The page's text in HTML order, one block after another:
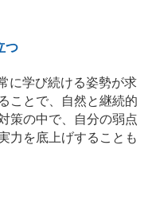
つ
に学び続ける姿勢が求
ことで、自然と継続的
策の中で、自分の弱点
力を底上げすることも